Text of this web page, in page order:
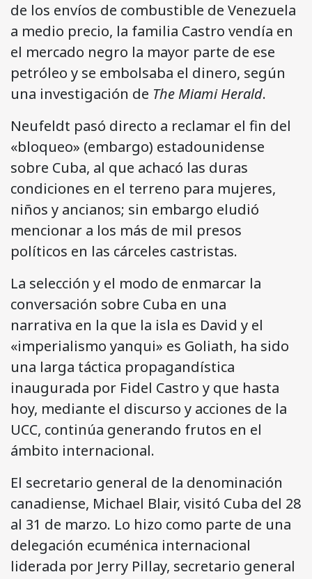
de los envíos de combustible de Venezuela
a medio precio, la familia Castro vendía en
el mercado negro la mayor parte de ese
petróleo y se embolsaba el dinero, según
una investigación de The Miami Herald.
Neufeldt pasó directo a reclamar el fin del
«bloqueo» (embargo) estadounidense
sobre Cuba, al que achacó las duras
condiciones en el terreno para mujeres,
niños y ancianos; sin embargo eludió
mencionar a los más de mil presos
políticos en las cárceles castristas.
La selección y el modo de enmarcar la
conversación sobre Cuba en una
narrativa en la que la isla es David y el
«imperialismo yanqui» es Goliath, ha sido
una larga táctica propagandística
inaugurada por Fidel Castro y que hasta
hoy, mediante el discurso y acciones de la
UCC, continúa generando frutos en el
ámbito internacional.
El secretario general de la denominación
canadiense, Michael Blair, visitó Cuba del 28
al 31 de marzo. Lo hizo como parte de una
delegación ecuménica internacional
liderada por Jerry Pillay, secretario general